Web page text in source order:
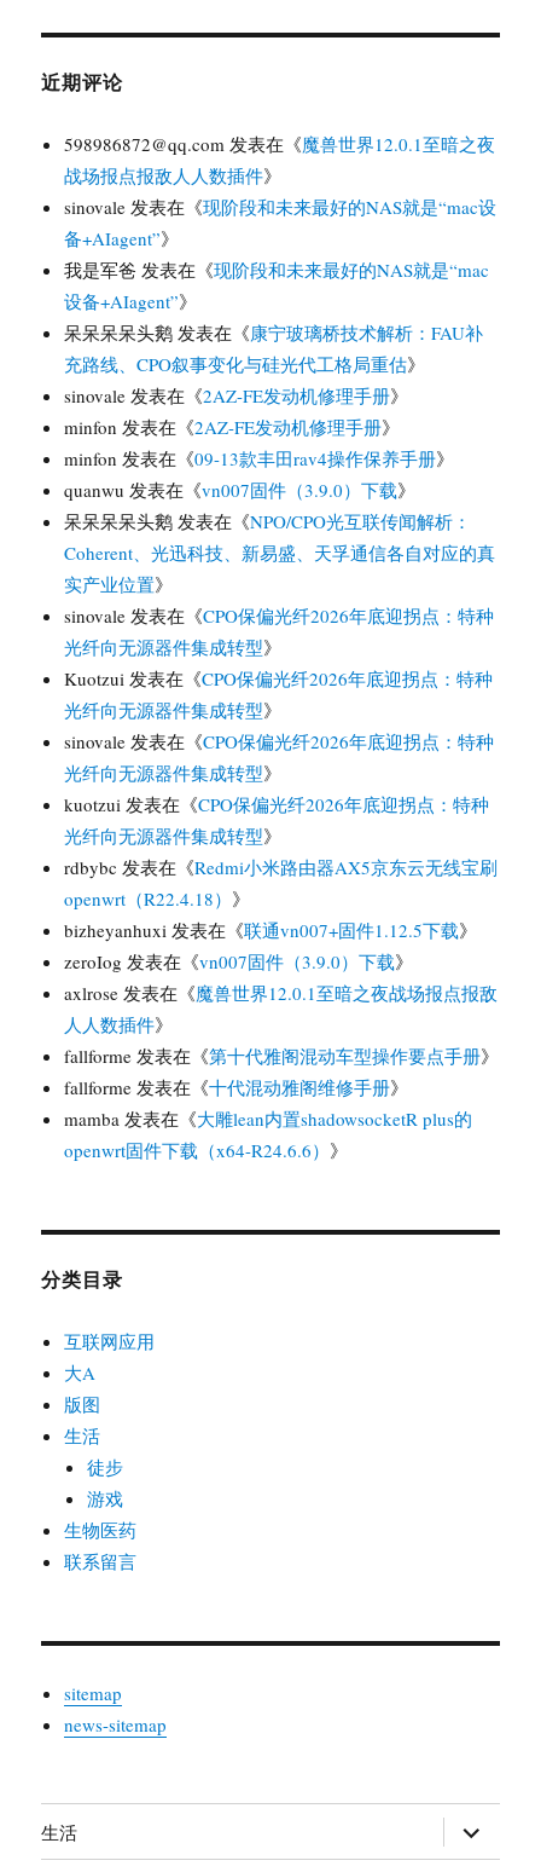
近期评论
598986872@qq.com 发表在《魔兽世界12.0.1至暗之夜
战场报点报敌人人数插件》
sinovale 发表在《现阶段和未来最好的NAS就是“mac设
备+AIagent”》
我是军爸 发表在《现阶段和未来最好的NAS就是“mac
设备+AIagent”》
呆呆呆呆头鹅 发表在《康宁玻璃桥技术解析：FAU补
充路线、CPO叙事变化与硅光代工格局重估》
sinovale 发表在《2AZ-FE发动机修理手册》
minfon 发表在《2AZ-FE发动机修理手册》
minfon 发表在《09-13款丰田rav4操作保养手册》
quanwu 发表在《vn007固件（3.9.0）下载》
呆呆呆呆头鹅 发表在《NPO/CPO光互联传闻解析：
Coherent、光迅科技、新易盛、天孚通信各自对应的真
实产业位置》
sinovale 发表在《CPO保偏光纤2026年底迎拐点：特种
光纤向无源器件集成转型》
Kuotzui 发表在《CPO保偏光纤2026年底迎拐点：特种
光纤向无源器件集成转型》
sinovale 发表在《CPO保偏光纤2026年底迎拐点：特种
光纤向无源器件集成转型》
kuotzui 发表在《CPO保偏光纤2026年底迎拐点：特种
光纤向无源器件集成转型》
rdbybc 发表在《Redmi小米路由器AX5京东云无线宝刷
openwrt（R22.4.18） 》
bizheyanhuxi 发表在《联通vn007+固件1.12.5下载》
zeroIog 发表在《vn007固件（3.9.0）下载》
axlrose 发表在《魔兽世界12.0.1至暗之夜战场报点报敌
人人数插件》
fallforme 发表在《第十代雅阁混动车型操作要点手册》
fallforme 发表在《十代混动雅阁维修手册》
mamba 发表在《大雕lean内置shadowsocketR plus的
openwrt固件下载（x64-R24.6.6） 》
分类目录
互联网应用
大A
版图
生活
徒步
游戏
生物医药
联系留言
sitemap
news-sitemap
生活
开